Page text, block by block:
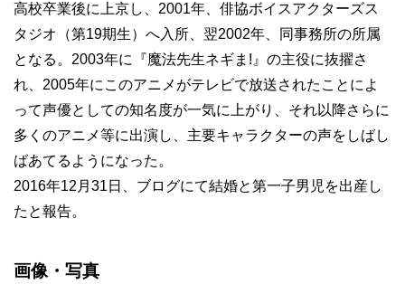
高校卒業後に上京し、2001年、俳協ボイスアクターズス
タジオ（第19期生）へ入所、翌2002年、同事務所の所属
となる。2003年に『魔法先生ネギま!』の主役に抜擢さ
れ、2005年にこのアニメがテレビで放送されたことによ
って声優としての知名度が一気に上がり、それ以降さらに
多くのアニメ等に出演し、主要キャラクターの声をしばし
ばあてるようになった。
2016年12月31日、ブログにて結婚と第一子男児を出産し
たと報告。
画像・写真